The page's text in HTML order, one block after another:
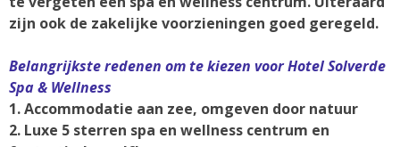
zijn ook de zakelijke voorzieningen goed geregeld.
Belangrijkste redenen om te kiezen voor Hotel Solverde
Spa & Wellness
1. Accommodatie aan zee, omgeven door natuur
2. Luxe 5 sterren spa en wellness centrum en